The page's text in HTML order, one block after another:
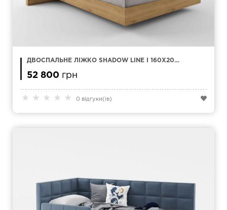
★ ★ ★ ★ ★ 0 відгуки(ів)
ДВОСПАЛЬНЕ ЛІЖКО SHADOW LINE I 160X200
52 800 грн